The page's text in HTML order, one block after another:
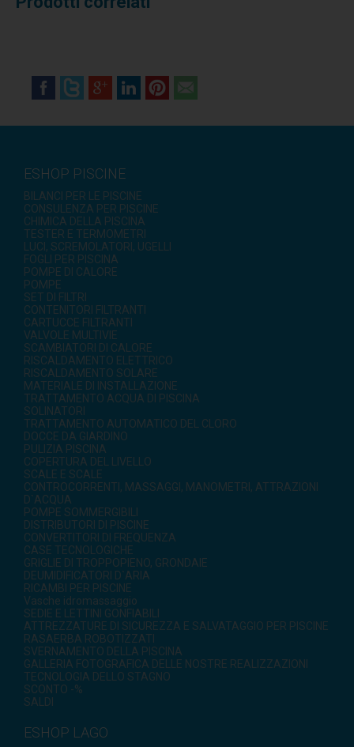
ESHOP PISCINE
BILANCI PER LE PISCINE
CONSULENZA PER PISCINE
CHIMICA DELLA PISCINA
TESTER E TERMOMETRI
LUCI, SCREMOLATORI, UGELLI
FOGLI PER PISCINA
POMPE DI CALORE
POMPE
SET DI FILTRI
CONTENITORI FILTRANTI
CARTUCCE FILTRANTI
VALVOLE MULTIVIE
SCAMBIATORI DI CALORE
RISCALDAMENTO ELETTRICO
RISCALDAMENTO SOLARE
MATERIALE DI INSTALLAZIONE
TRATTAMENTO ACQUA DI PISCINA
SOLINATORI
TRATTAMENTO AUTOMATICO DEL CLORO
DOCCE DA GIARDINO
PULIZIA PISCINA
COPERTURA DEL LIVELLO
SCALE E SCALE
CONTROCORRENTI, MASSAGGI, MANOMETRI, ATTRAZIONI
D`ACQUA
POMPE SOMMERGIBILI
DISTRIBUTORI DI PISCINE
CONVERTITORI DI FREQUENZA
CASE TECNOLOGICHE
GRIGLIE DI TROPPOPIENO, GRONDAIE
DEUMIDIFICATORI D`ARIA
RICAMBI PER PISCINE
Vasche idromassaggio
SEDIE E LETTINI GONFIABILI
ATTREZZATURE DI SICUREZZA E SALVATAGGIO PER PISCINE
RASAERBA ROBOTIZZATI
SVERNAMENTO DELLA PISCINA
GALLERIA FOTOGRAFICA DELLE NOSTRE REALIZZAZIONI
TECNOLOGIA DELLO STAGNO
SCONTO -%
SALDI
ESHOP LAGO